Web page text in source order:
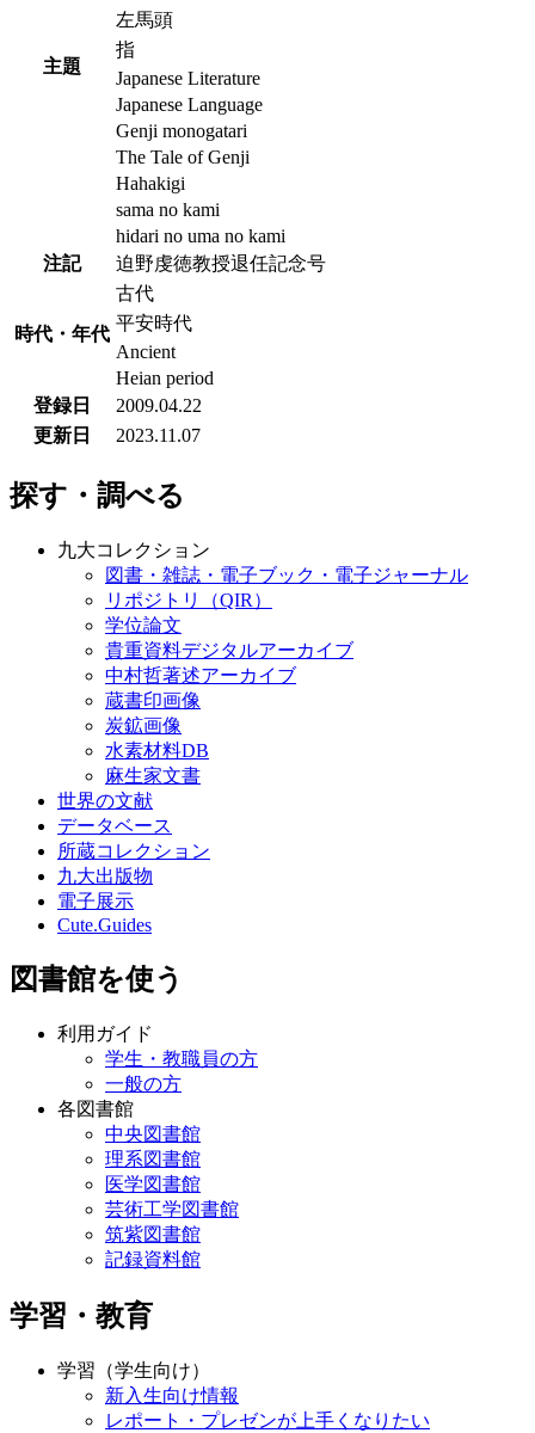
主題
左馬頭
指
Japanese Literature
Japanese Language
Genji monogatari
The Tale of Genji
Hahakigi
sama no kami
hidari no uma no kami
注記
迫野虔徳教授退任記念号
時代・年代
古代
平安時代
Ancient
Heian period
登録日
2009.04.22
更新日
2023.11.07
探す・調べる
九大コレクション
図書・雑誌・電子ブック・電子ジャーナル
リポジトリ（QIR）
学位論文
貴重資料デジタルアーカイブ
中村哲著述アーカイブ
蔵書印画像
炭鉱画像
水素材料DB
麻生家文書
世界の文献
データベース
所蔵コレクション
九大出版物
電子展示
Cute.Guides
図書館を使う
利用ガイド
学生・教職員の方
一般の方
各図書館
中央図書館
理系図書館
医学図書館
芸術工学図書館
筑紫図書館
記録資料館
学習・教育
学習（学生向け）
新入生向け情報
レポート・プレゼンが上手くなりたい